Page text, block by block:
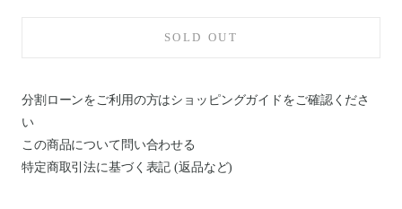
SOLD OUT
分割ローンをご利用の方はショッピングガイドを ご確認くださ
い
この商品について問い合わせる
特定商取引法に基づく表記 (返品など)